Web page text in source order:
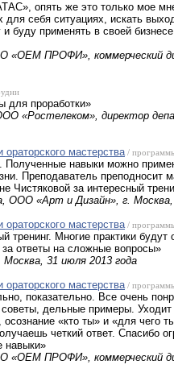
опять же это только мое
себя ситуациях, искать
буду применять в своей
«ОЕМ ПРОФИ», коммерческий
для проработки»
«Ростелеком», директор
мастерства /
Полученные навыки можно
Преподаватель преподносит
Чистяковой за интересный
ООО «Арт и Дизайн», г.
мастерства /
тренинг. Многие практики
ответы на сложные вопросы»
Москва, 31 июля 2013 года
мастерства /
показательно. Все очень
дельные примеры. Уходит
«кто ты» и «для чего
четкий ответ. Спасибо
навыки»
«ОЕМ ПРОФИ», коммерческий